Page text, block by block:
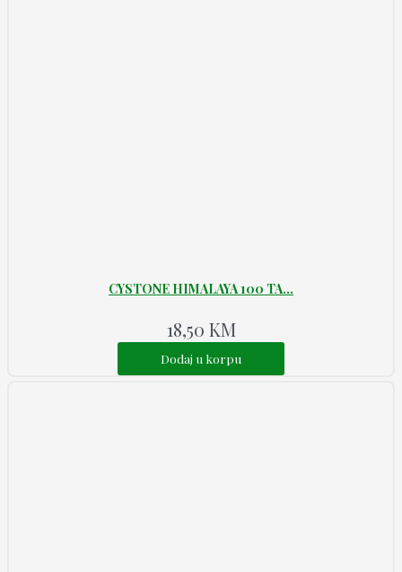
CYSTONE HIMALAYA 100 TA...
18,50 KM
Dodaj u korpu